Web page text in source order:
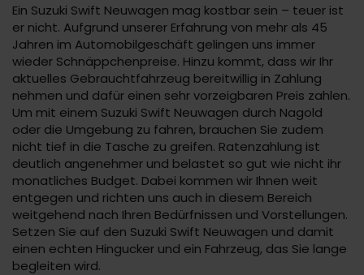
Ein Suzuki Swift Neuwagen mag kostbar sein – teuer ist
er nicht. Aufgrund unserer Erfahrung von mehr als 45
Jahren im Automobilgeschäft gelingen uns immer
wieder Schnäppchenpreise. Hinzu kommt, dass wir Ihr
aktuelles Gebrauchtfahrzeug bereitwillig in Zahlung
nehmen und dafür einen sehr vorzeigbaren Preis zahlen.
Um mit einem Suzuki Swift Neuwagen durch Nagold
oder die Umgebung zu fahren, brauchen Sie zudem
nicht tief in die Tasche zu greifen. Ratenzahlung ist
deutlich angenehmer und belastet so gut wie nicht ihr
monatliches Budget. Dabei kommen wir Ihnen weit
entgegen und richten uns auch in diesem Bereich
weitgehend nach Ihren Bedürfnissen und Vorstellungen.
Setzen Sie auf den Suzuki Swift Neuwagen und damit
einen echten Hingucker und ein Fahrzeug, das Sie lange
begleiten wird.